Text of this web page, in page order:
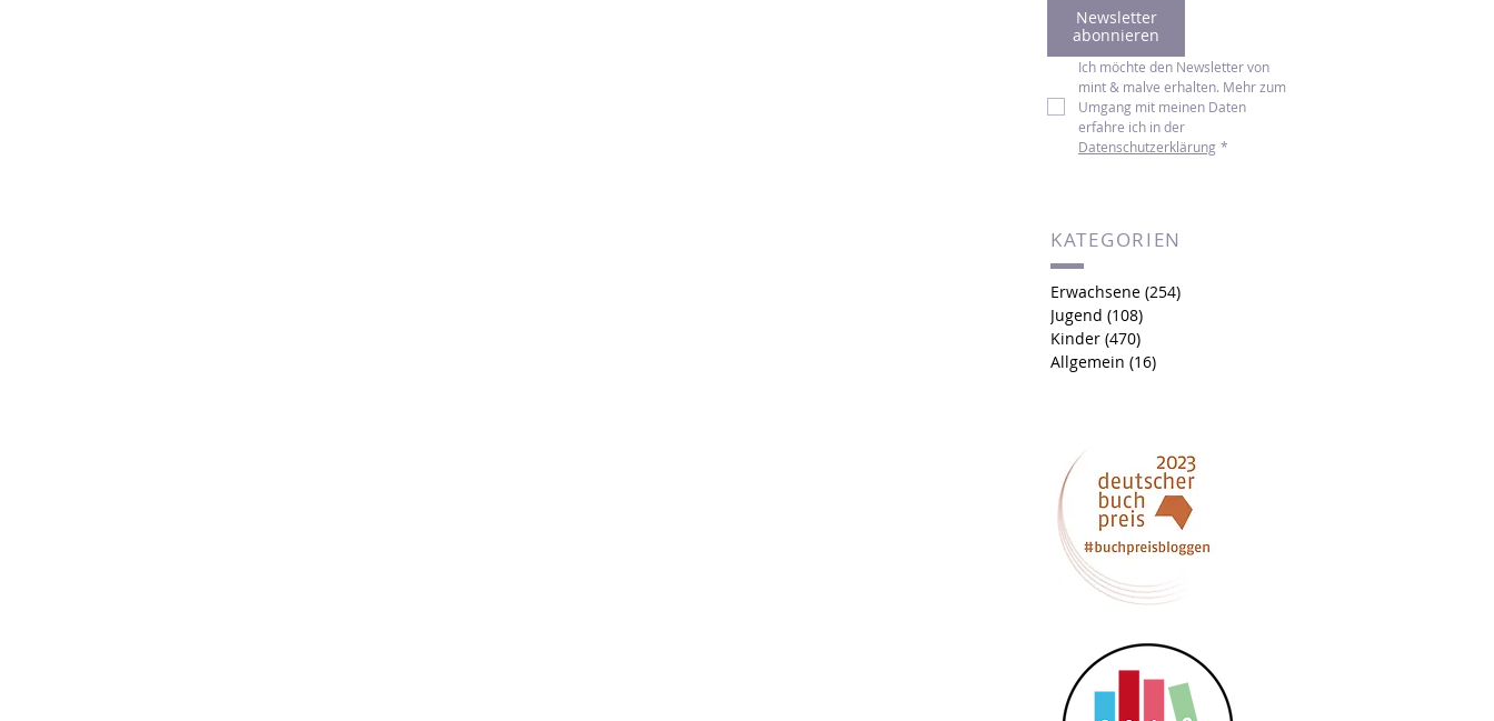
Newsletter
abonnieren
Ich möchte den Newsletter von
mint & malve erhalten. Mehr zum
Umgang mit meinen Daten
Datenschutzerklärung *
KATEGORIEN
Erwachsene (254)
Jugend (108)
Kinder (470)
Allgemein (16)